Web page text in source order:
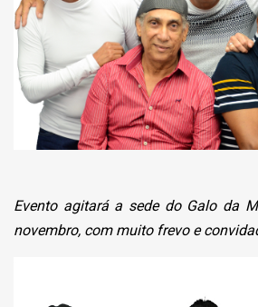
Evento agitará a sede do Galo da
novembro, com muito frevo e